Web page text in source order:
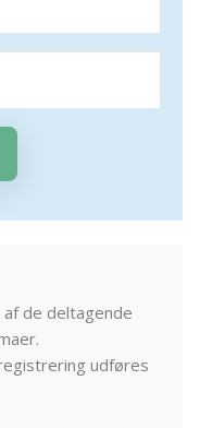
de deltagende
udføres